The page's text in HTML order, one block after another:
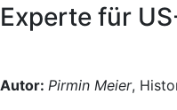
Experte für
Autor: Pirmin Meier,